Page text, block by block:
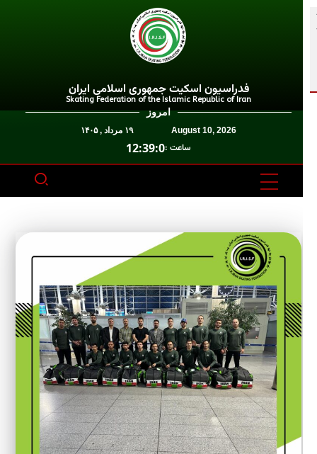
فدراسیون اسکیت جمهوری اسلامی ایران
Skating Federation of the Islamic Republic of Iran
امروز
August 10, 2026
ساعت :12:39:0